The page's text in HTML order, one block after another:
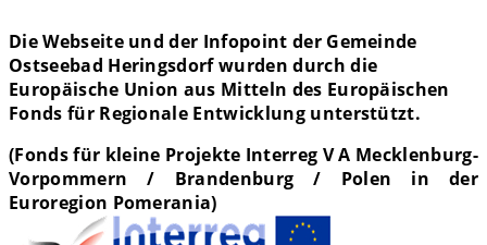
Die Webseite und der Infopoint der Gemeinde
Ostseebad Heringsdorf wurden durch die
Europäische Union aus Mitteln des Europäischen
Fonds für Regionale Entwicklung unterstützt.
(Fonds für kleine Projekte Interreg V A Mecklenburg-
Vorpommern / Brandenburg / Polen in der
Euroregion Pomerania)